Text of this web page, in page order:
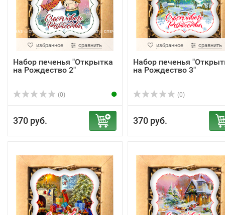
избранное сравнить
Набор печенья "Открытка
на Рождество 2"
(0)
370 руб.
избранное сравнить
Набор печенья
на Рождество 3"
(0)
370 руб.